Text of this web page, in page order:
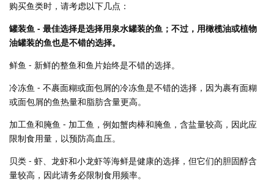
购买鱼类时，请考虑以下几点：
罐装鱼 - 最佳选择是选择用泉水罐装的鱼；不过，用橄榄油或植物
油罐装的鱼也是不错的选择。
鲜鱼 - 新鲜的整鱼和鱼片始终是不错的选择。
冷冻鱼 - 不裹面糊或面包屑的冷冻鱼是不错的选择，因为裹有面糊
或面包屑的鱼热量和脂肪含量更高。
加工鱼和腌鱼 - 加工鱼，例如蟹肉棒和腌鱼，含盐量较高，因此应
限制食用量，以预防高血压。
贝类 - 虾、龙虾和小龙虾等海鲜是健康的选择，但它们的胆固醇含
量较高，因此请务必限制食用频率。